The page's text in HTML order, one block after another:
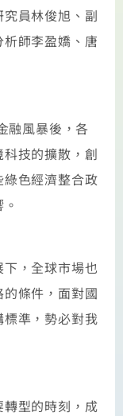
員林俊旭、副
師李盈嬌、唐
風暴後，各
技的擴散，創
色經濟整合政
，全球市場也
條件，面對國
準，勢必對我
型的時刻，成